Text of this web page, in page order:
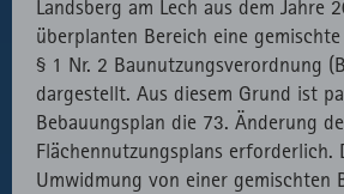
Landsberg am Lech aus dem Jahre
überplanten Bereich eine
§ 1 Nr. 2 Baunutzungsverordnung
dargestellt. Aus diesem Grund ist
Bebauungsplan die 73. Änderung
Flächennutzungsplans erforderlich.
Umwidmung von einer gemischten